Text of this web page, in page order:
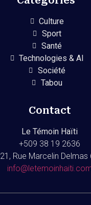
Culture
Sport
Santé
Technologies & AI
Société
Tabou
Contact
Le Témoin Haïti
+509 38 19 2636
21, Rue Marcelin Delmas